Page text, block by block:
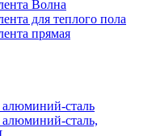
Волна
для теплого пола
прямая
сталь
сталь,